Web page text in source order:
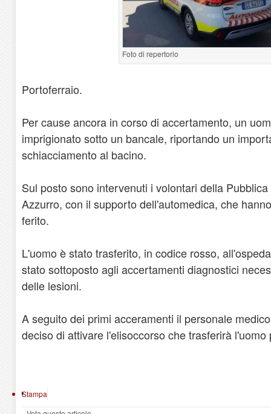
Foto di repertorio
Portoferraio.
Per cause ancora in corso di accertamento, un
imprigionato sotto un bancale, riportando un
schiacciamento al bacino.
Sul posto sono intervenuti i volontari della
Azzurro, con il supporto dell'automedica, che
ferito.
L'uomo è stato trasferito, in codice rosso,
stato sottoposto agli accertamenti diagnostici
delle lesioni.
A seguito dei primi acceramenti il personale
deciso di attivare l'elisoccorso che trasferirà
Stampa